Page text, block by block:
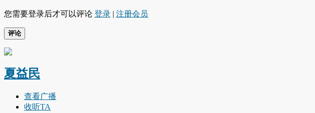
您需要登录后才可以评论 登录 | 注册会员
评论
夏益民
查看广播
收听TA